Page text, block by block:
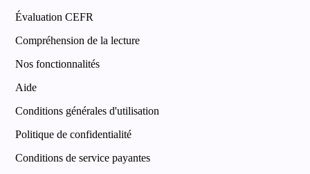
Évaluation CEFR
Compréhension de la lecture
Nos fonctionnalités
Aide
Conditions générales d'utilisation
Politique de confidentialité
Conditions de service payantes